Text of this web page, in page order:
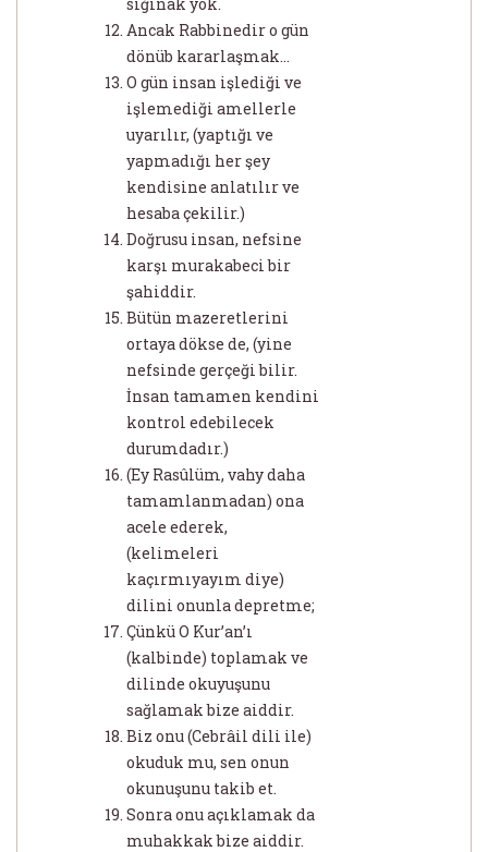
Ancak Rabbinedir o gün
dönüb kararlaşmak...
O gün insan işlediği ve
işlemediği amellerle
uyarılır, (yaptığı ve
yapmadığı her şey
kendisine anlatılır ve
hesaba çekilir.)
Doğrusu insan, nefsine
karşı murakabeci bir
şahiddir.
Bütün mazeretlerini
ortaya dökse de, (yine
nefsinde gerçeği bilir.
İnsan tamamen kendini
kontrol edebilecek
durumdadır.)
(Ey Rasûlüm, vahy daha
tamamlanmadan) ona
acele ederek,
(kelimeleri
kaçırmıyayım diye)
dilini onunla depretme;
Çünkü O Kur’an’ı
(kalbinde) toplamak ve
dilinde okuyuşunu
sağlamak bize aiddir.
Biz onu (Cebrâil dili ile)
okuduk mu, sen onun
okunuşunu takib et.
Sonra onu açıklamak da
muhakkak bize aiddir.